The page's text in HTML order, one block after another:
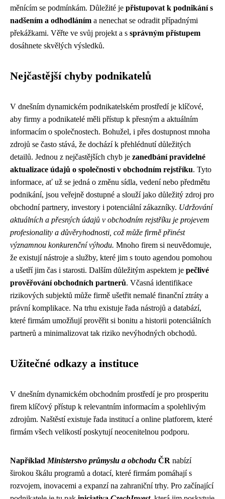
měnícím se podmínkám. Důležité je přistupovat k podnikání s
nadšením a odhodláním a nenechat se odradit případnými
překážkami. Věřte ve svůj projekt a s správným přístupem
dosáhnete skvělých výsledků.
Nejčastější chyby podnikatelů
V dnešním dynamickém podnikatelském prostředí je klíčové,
aby firmy a podnikatelé měli přístup k přesným a aktuálním
informacím o společnostech. Bohužel, i přes dostupnost mnoha
zdrojů se často stává, že dochází k přehlédnutí důležitých
detailů. Jednou z nejčastějších chyb je zanedbání pravidelné
aktualizace údajů o společnosti v obchodním rejstříku. Tyto
informace, ať už se jedná o změnu sídla, vedení nebo předmětu
podnikání, jsou veřejně dostupné a slouží jako důležitý zdroj pro
obchodní partnery, investory i potenciální zákazníky. Udržování
aktuálních a přesných údajů v obchodním rejstříku je projevem
profesionality a důvěryhodnosti, což může firmě přinést
významnou konkurenční výhodu. Mnoho firem si neuvědomuje,
že existují nástroje a služby, které jim s touto agendou pomohou
a ušetří jim čas i starosti. Dalším důležitým aspektem je pečlivé
prověřování obchodních partnerů. Včasná identifikace
rizikových subjektů může firmě ušetřit nemalé finanční ztráty a
právní komplikace. Na trhu existuje řada nástrojů a databází,
které firmám umožňují prověřit si bonitu a historii potenciálních
partnerů a minimalizovat tak riziko nevýhodných obchodů.
Užitečné odkazy a instituce
V dnešním dynamickém obchodním prostředí je pro prosperitu
firem klíčový přístup k relevantním informacím a spolehlivým
zdrojům. Naštěstí existuje řada institucí a online platforem, které
firmám všech velikostí poskytují neocenitelnou podporu.
Například Ministerstvo průmyslu a obchodu ČR nabízí
širokou škálu programů a dotací, které firmám pomáhají s
rozvojem, inovacemi a expanzí na zahraniční trhy. Pro začínající